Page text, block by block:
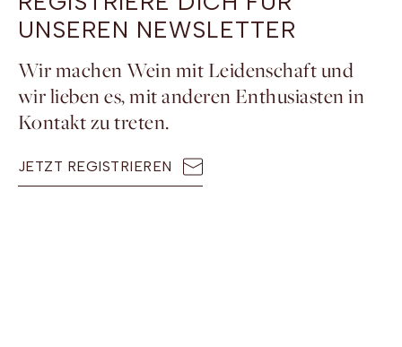
UNSEREN NEWSLETTER
Wir machen Wein mit Leidenschaft und
wir lieben es, mit anderen Enthusiasten in
Kontakt zu treten.
JETZT REGISTRIEREN